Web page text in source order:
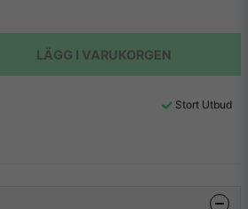
LÄGG I VARUKORGEN
Stort Utbud